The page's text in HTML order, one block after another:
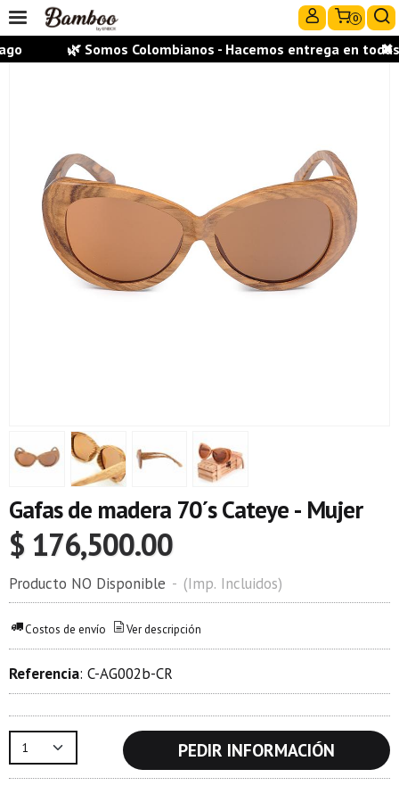
0
Gafas de madera 70´s Cateye - Mujer
$ 176,500.00
Producto NO Disponible - (Imp. Incluidos)
Costos de envío Ver descripción
Referencia: C-AG002b-CR
PEDIR INFORMACIÓN
🌿 Somos Colombianos - Hacemos entrega en ✖